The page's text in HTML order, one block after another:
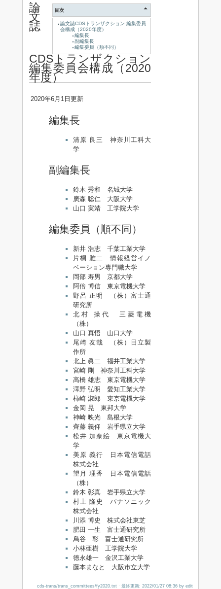
目次
論文誌CDSトランザクション 編集委員
会構成（2020年度）
編集長
副編集長
編集委員（順不同）
論
文
誌
CDSトランザクション
編集委員会構成（2020
年度）
2020年6月1日更新
編集長
清原 良三 神奈川工科大
学
副編集長
鈴木 秀和 名城大学
廣森 聡仁 大阪大学
山口 実靖 工学院大学
編集委員（順不同）
新井 浩志 千葉工業大学
片桐 雅二 情報経営イノ
ベーション専門職大学
岡部 寿男 京都大学
阿倍 博信 東京電機大学
野呂 正明 （株）富士通
研究所
北村 操代 三菱電機
（株）
山口 真悟 山口大学
尾崎 友哉 （株）日立製
作所
北上 眞二 福井工業大学
宮崎 剛 神奈川工科大学
高橋 雄志 東京電機大学
澤野 弘明 愛知工業大学
柿崎 淑郎 東京電機大学
金岡 晃 東邦大学
神崎 映光 島根大学
齊藤 義仰 岩手県立大学
松井 加奈絵 東京電機大
学
美原 義行 日本電信電話
株式会社
望月 理香 日本電信電話
（株）
鈴木 彰真 岩手県立大学
村上 隆史 パナソニック
株式会社
川添 博史 株式会社東芝
肥田 一生 富士通研究所
烏谷 彰 富士通研究所
小林亜樹 工学院大学
徳永雄一 金沢工業大学
藤本まなと 大阪市立大学
cds-trans/trans_committees/fy2020.txt · 最終更新: 2022/01/27 08:36 byedit